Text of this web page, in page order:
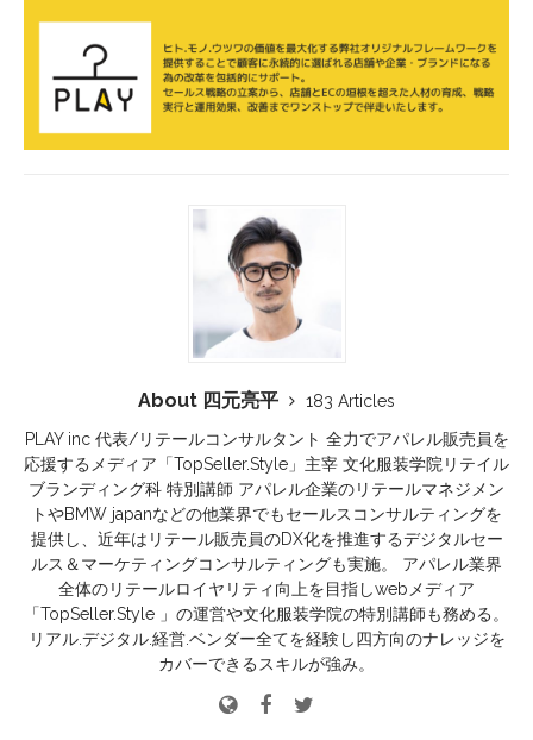
About 四元亮平
183 Articles
PLAY inc 代表/リテールコンサルタント 全力でアパレル販売員を
応援するメディア「TopSeller.Style」主宰 文化服装学院リテイル
ブランディング科 特別講師 アパレル企業のリテールマネジメン
トやBMW japanなどの他業界でもセールスコンサルティングを
提供し、近年はリテール販売員のDX化を推進するデジタルセー
ルス＆マーケティングコンサルティングも実施。 アパレル業界
全体のリテールロイヤリティ向上を目指しwebメディア
「TopSeller.Style 」の運営や文化服装学院の特別講師も務める。
リアル.デジタル.経営.ベンダー全てを経験し四方向のナレッジを
カバーできるスキルが強み。